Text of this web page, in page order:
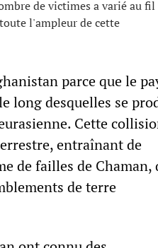
de victimes a varié au fil
l'ampleur de cette
parce que le
long desquelles se
Cette
entraînant de
de failles de Chaman,
de terre